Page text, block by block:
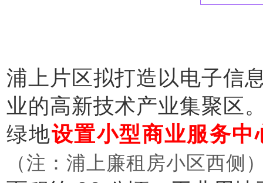
浦上片区拟打造以电子信
业的高新技术产业集聚区
绿地设置小型商业服务中
（注：浦上廉租房小区西侧